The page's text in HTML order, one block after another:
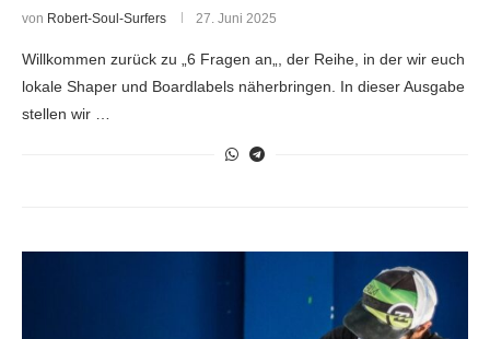
von Robert-Soul-Surfers 27. Juni 2025
Willkommen zurück zu „6 Fragen an„, der Reihe, in der wir euch
lokale Shaper und Boardlabels näherbringen. In dieser Ausgabe
stellen wir …